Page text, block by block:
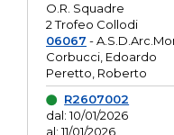
O.R. Squadre
2 Trofeo Collodi
06067 -
Corbucci, Edoardo
Peretto, Roberto
R2607002
dal: 10/01/2026
al: 11/01/2026